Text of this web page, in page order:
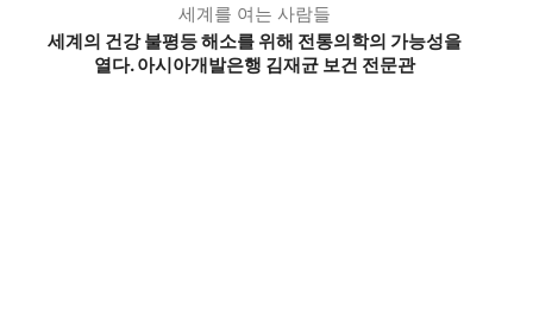
세계를 여는 사람들
세계의 건강 불평등 해소를 위해 전통의학의 가능성을
열다. 아시아개발은행 김재균 보건 전문관